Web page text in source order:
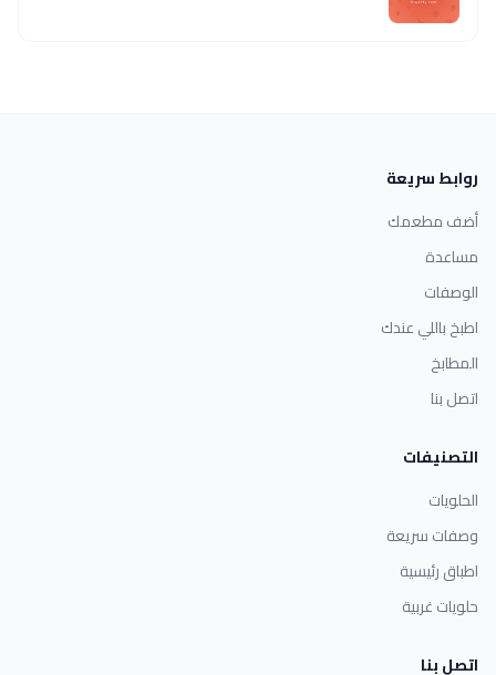
روابط سريعة
أضف مطعمك
مساعدة
الوصفات
اطبخ باللي عندك
المطابخ
اتصل بنا
التصنيفات
الحلويات
وصفات سريعة
اطباق رئيسية
حلويات غربية
اتصل بنا